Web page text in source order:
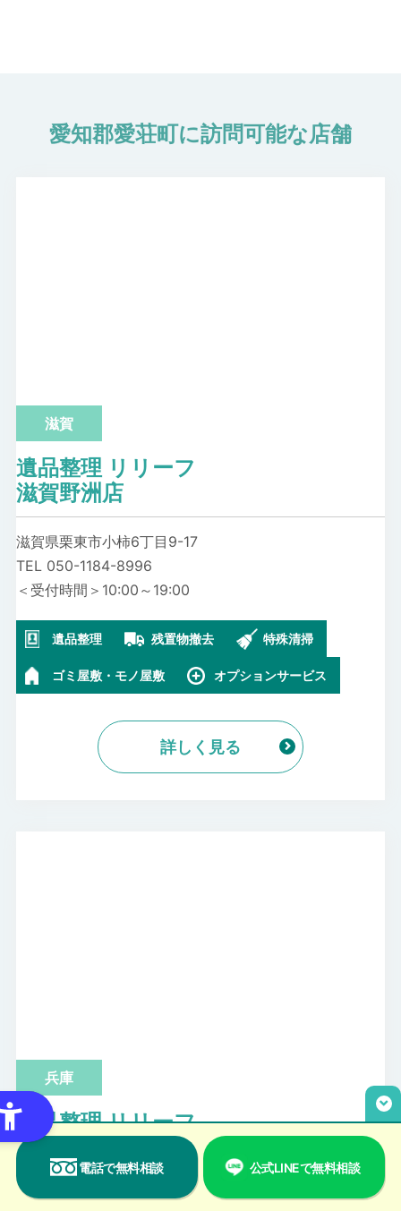
愛知郡愛荘町に訪問可能な店舗
滋賀
遺品整理 リリーフ
滋賀野洲店
滋賀県栗東市小柿6丁目9-17
TEL 050-1184-8996
＜受付時間＞10:00～19:00
遺品整理 残置物撤去 特殊清掃
ゴミ屋敷・モノ屋敷 オプションサービス
詳しく見る
兵庫
遺品整理 リリーフ
関西事業所
兵庫県西宮市鳴尾浜2丁目1-26
電話で無料相談 公式LINEで無料相談